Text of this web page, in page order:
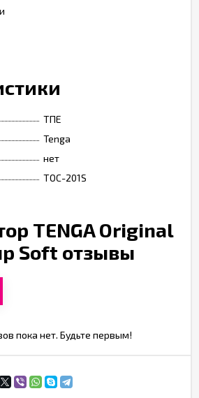
ТПЕ
Tenga
нет
TOC-201S
TENGA Original
Soft отзывы
пока нет. Будьте первым!